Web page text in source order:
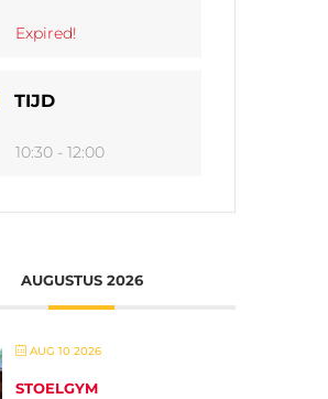
Expired!
TIJD
10:30 - 12:00
AUGUSTUS 2026
AUG 10 2026
STOELGYM